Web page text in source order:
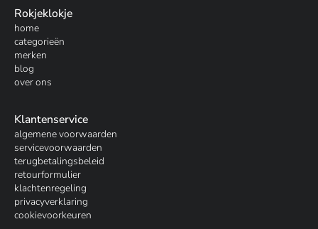
Rokjeklokje
home
categorieën
merken
blog
over ons
Klantenservice
algemene voorwaarden
servicevoorwaarden
terugbetalingsbeleid
retourformulier
klachtenregeling
privacyverklaring
cookievoorkeuren